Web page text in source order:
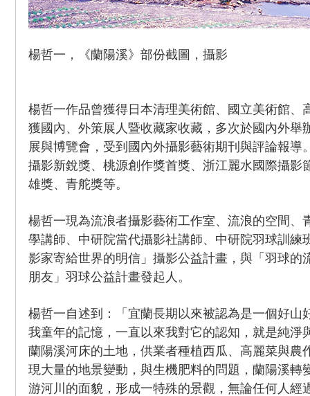
楊哲一，《蘭陽溪》部份截圖，攝影
楊哲一作品曾獲得日本清理美術館、國立美術館、
獲國內、外策展人暨收藏家收藏，多次於國內外舉
展與博覽會，受到國內外攝影藝術期刊與評論報導
攝影新銳獎、桃源創作獎首獎、浙江麗水國際攝影
雄獎、青舵獎等。
楊哲一現為流浪者攝影藝術工作室、流浪的空間、
學講師、中研院當代攝影社講師、中研院羽球訓
影家寄給世界的明信」攝影公益計畫，與「羽球
朋友」羽球公益計畫發起人。
楊哲一自述到：「宜蘭長期以來被認為是一個好山
我童年的記憶，一直以來我對它的認知，就是純淨
蘭陽溪河床的土地，供業者種植西瓜、高麗菜與農
現大量的地景變動，與生機肥料的問題，蘭陽溪轉
游河川的面貌，形成一特殊的景觀，無論任何人經